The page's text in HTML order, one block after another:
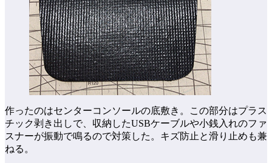
作ったのはセンターコンソールの底敷き。この部分はプラス
チック剥き出しで、収納したUSBケーブルや小銭入れのファ
スナーが振動で鳴るので対策した。キズ防止と滑り止めも兼
ねる。